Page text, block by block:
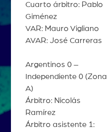
Cuarto árbitro: Pablo
Giménez
VAR: Mauro Vigliano
AVAR: José Carreras
Argentinos 0 –
Independiente 0 (Zona
A)
Árbitro: Nicolás
Ramírez
Árbitro asistente 1: